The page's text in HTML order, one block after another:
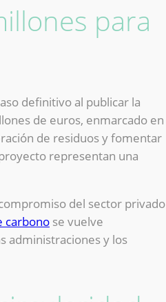
para
definitivo al publicar la
de euros, enmarcado en
de residuos y fomentar
representan una
del sector privado
carbono se vuelve
administraciones y los